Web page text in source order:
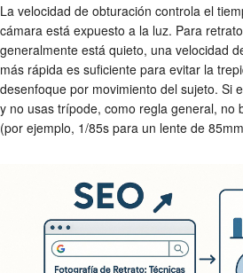
La velocidad de obturación controla el
cámara está expuesto a la luz. Para
generalmente está quieto, una velocidad
más rápida es suficiente para evitar la
desenfoque por movimiento del sujeto. Si
y no usas trípode, como regla general, no
(por ejemplo, 1/85s para un lente de